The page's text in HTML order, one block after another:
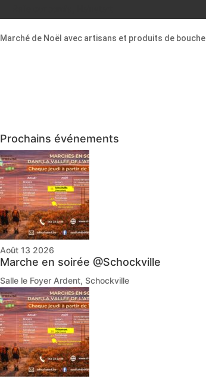
Marché de Noël avec artisans et produits de bouche
Prochains événements
Août 13 2026
Marche en soirée @Schockville
Salle le Foyer Ardent, Schockville